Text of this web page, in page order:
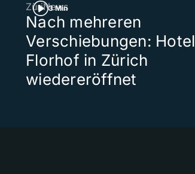
3 Min
ZüriNews
Nach mehreren
Verschiebungen: Hotel
Florhof in Zürich
wiedereröffnet